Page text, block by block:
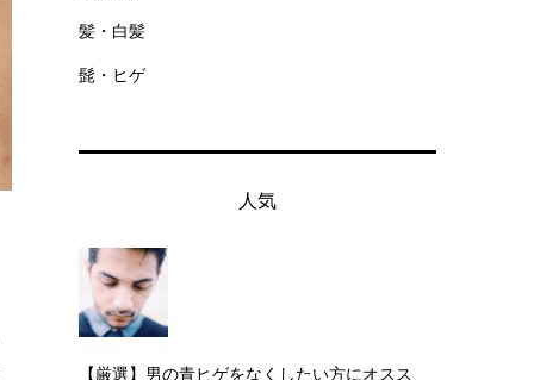
髪・白髪
髭・ヒゲ
人気
【厳選】男の青ヒゲをなくしたい方にオスス